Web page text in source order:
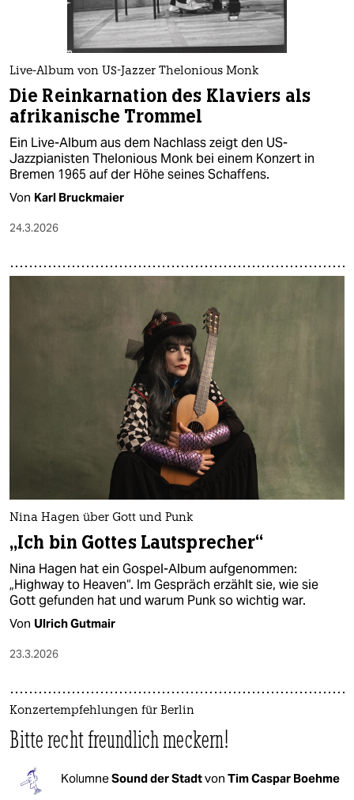
Live-Album von US-Jazzer Thelonious Monk
Die Reinkarnation des Klaviers als
afrikanische Trommel
Ein Live-Album aus dem Nachlass zeigt den US-
Jazzpianisten Thelonious Monk bei einem Konzert in
Bremen 1965 auf der Höhe seines Schaffens.
Von Karl Bruckmaier
24.3.2026
Nina Hagen über Gott und Punk
„Ich bin Gottes Lautsprecher“
Nina Hagen hat ein Gospel-Album aufgenommen:
„Highway to Heaven“. Im Gespräch erzählt sie, wie sie
Gott gefunden hat und warum Punk so wichtig war.
Von Ulrich Gutmair
23.3.2026
Konzertempfehlungen für Berlin
Bitte recht freundlich meckern!
KolumneSound der Stadtvon Tim Caspar Boehme